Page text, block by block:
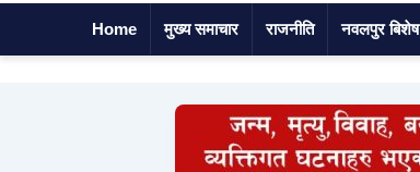
Home मुख्य समाचार राजनीति नवलपुर बिशेष